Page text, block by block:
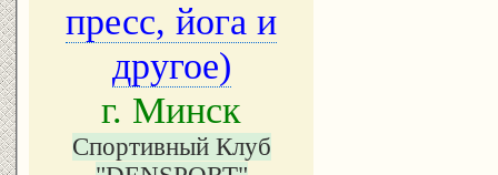
пресс, йога и
другое)
г. Минск
Спортивный Клуб